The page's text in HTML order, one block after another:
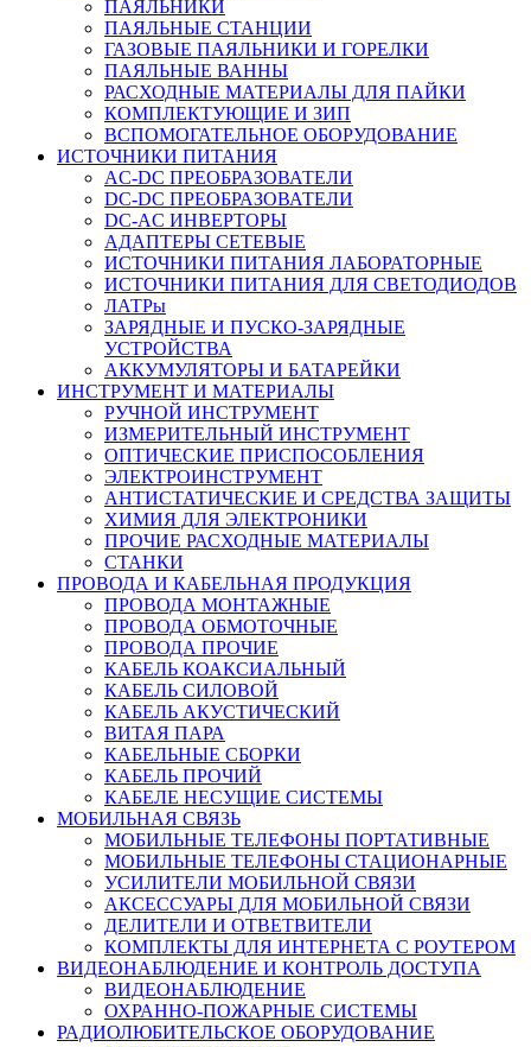
ПАЯЛЬНИКИ
ПАЯЛЬНЫЕ СТАНЦИИ
ГАЗОВЫЕ ПАЯЛЬНИКИ И ГОРЕЛКИ
ПАЯЛЬНЫЕ ВАННЫ
РАСХОДНЫЕ МАТЕРИАЛЫ ДЛЯ ПАЙКИ
КОМПЛЕКТУЮЩИЕ И ЗИП
ВСПОМОГАТЕЛЬНОЕ ОБОРУДОВАНИЕ
ИСТОЧНИКИ ПИТАНИЯ
AC-DC ПРЕОБРАЗОВАТЕЛИ
DC-DC ПРЕОБРАЗОВАТЕЛИ
DC-AC ИНВЕРТОРЫ
АДАПТЕРЫ СЕТЕВЫЕ
ИСТОЧНИКИ ПИТАНИЯ ЛАБОРАТОРНЫЕ
ИСТОЧНИКИ ПИТАНИЯ ДЛЯ СВЕТОДИОДОВ
ЛАТРы
ЗАРЯДНЫЕ И ПУСКО-ЗАРЯДНЫЕ
УСТРОЙСТВА
АККУМУЛЯТОРЫ И БАТАРЕЙКИ
ИНСТРУМЕНТ И МАТЕРИАЛЫ
РУЧНОЙ ИНСТРУМЕНТ
ИЗМЕРИТЕЛЬНЫЙ ИНСТРУМЕНТ
ОПТИЧЕСКИЕ ПРИСПОСОБЛЕНИЯ
ЭЛЕКТРОИНСТРУМЕНТ
АНТИСТАТИЧЕСКИЕ И СРЕДСТВА ЗАЩИТЫ
ХИМИЯ ДЛЯ ЭЛЕКТРОНИКИ
ПРОЧИЕ РАСХОДНЫЕ МАТЕРИАЛЫ
СТАНКИ
ПРОВОДА И КАБЕЛЬНАЯ ПРОДУКЦИЯ
ПРОВОДА МОНТАЖНЫЕ
ПРОВОДА ОБМОТОЧНЫЕ
ПРОВОДА ПРОЧИЕ
КАБЕЛЬ КОАКСИАЛЬНЫЙ
КАБЕЛЬ СИЛОВОЙ
КАБЕЛЬ АКУСТИЧЕСКИЙ
ВИТАЯ ПАРА
КАБЕЛЬНЫЕ СБОРКИ
КАБЕЛЬ ПРОЧИЙ
КАБЕЛЕ НЕСУЩИЕ СИСТЕМЫ
МОБИЛЬНАЯ СВЯЗЬ
МОБИЛЬНЫЕ ТЕЛЕФОНЫ ПОРТАТИВНЫЕ
МОБИЛЬНЫЕ ТЕЛЕФОНЫ СТАЦИОНАРНЫЕ
УСИЛИТЕЛИ МОБИЛЬНОЙ СВЯЗИ
АКСЕССУАРЫ ДЛЯ МОБИЛЬНОЙ СВЯЗИ
ДЕЛИТЕЛИ И ОТВЕТВИТЕЛИ
КОМПЛЕКТЫ ДЛЯ ИНТЕРНЕТА С РОУТЕРОМ
ВИДЕОНАБЛЮДЕНИЕ И КОНТРОЛЬ ДОСТУПА
ВИДЕОНАБЛЮДЕНИЕ
ОХРАННО-ПОЖАРНЫЕ СИСТЕМЫ
РАДИОЛЮБИТЕЛЬСКОЕ ОБОРУДОВАНИЕ